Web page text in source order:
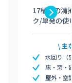
17種類の清
ク/単発の使
主
水回り（
床・窓・
屋外・空